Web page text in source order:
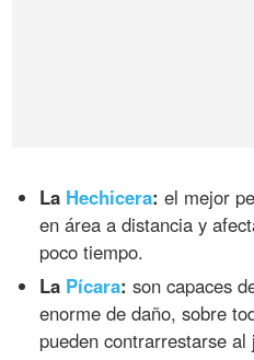
La Hechicera: el mejor
en área a distancia y
poco tiempo.
La Pícara: son capaces
enorme de daño, sobre
pueden contrarrestarse al